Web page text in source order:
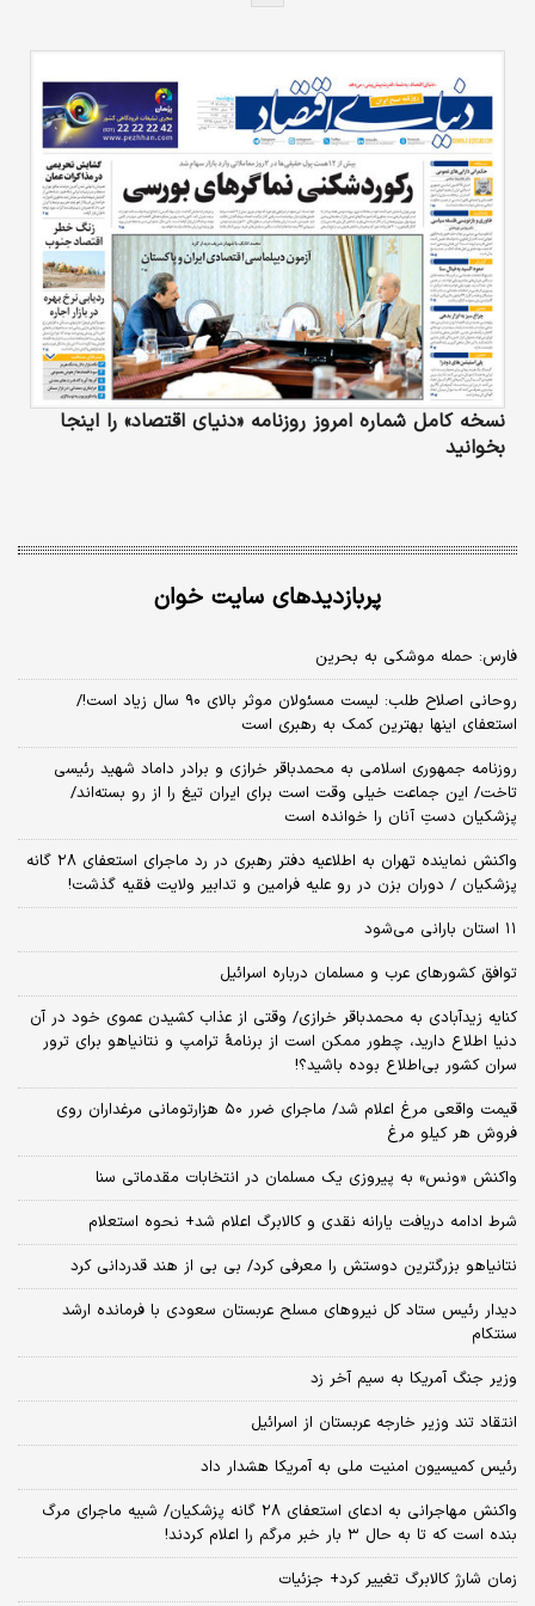
نسخه کامل شماره امروز روزنامه «دنیای‌ اقتصاد» را اینجا
بخوانید
پربازدیدهای سایت خوان
فارس: حمله موشکی به بحرین
روحانی اصلاح طلب: ‌لیست مسئولان موثر بالای ۹۰ سال زیاد است!/
استعفای اینها بهترین کمک به رهبری است
روزنامه جمهوری اسلامی به محمدباقر خرازی و برادر داماد شهید رئیسی
تاخت/ این جماعت خیلی وقت است برای ایران تیغ را از رو بسته‌اند/
پزشکیان دستِ آنان را خوانده است
واکنش نماینده تهران به اطلاعیه دفتر رهبری در رد ماجرای استعفای ۲۸ گانه
پزشکیان / دوران بزن در رو علیه فرامین و تدابیر ولایت فقیه گذشت!
۱۱ استان بارانی می‌شود
توافق کشورهای عرب و مسلمان درباره اسرائیل
کنایه زیدآبادی به محمدباقر خرازی/ وقتی از عذاب کشیدن عموی خود در آن
دنیا اطلاع دارید، چطور ممکن است از برنامهٔ ترامپ و نتانیاهو برای ترور
سران کشور بی‌اطلاع بوده باشید؟!
قیمت واقعی مرغ اعلام شد/ ماجرای ضرر ۵۰ هزارتومانی مرغداران روی
فروش هر کیلو مرغ
واکنش «ونس» به پیروزی یک مسلمان در انتخابات مقدماتی سنا
شرط ادامه دریافت یارانه نقدی و کالابرگ اعلام شد+ نحوه استعلام
نتانیاهو بزرگترین دوستش را معرفی کرد/ بی بی از هند قدردانی کرد
دیدار رئیس ستاد کل نیروهای مسلح عربستان سعودی با فرمانده ارشد
سنتکام
وزیر جنگ آمریکا به سیم آخر زد
انتقاد تند وزیر خارجه عربستان از اسرائیل
رئیس کمیسیون امنیت ملی به آمریکا هشدار داد
واکنش مهاجرانی به ادعای استعفای ۲۸ گانه پزشکیان/ شبیه ماجرای مرگ
بنده است که تا به حال ۳ بار خبر مرگم را اعلام کردند!
زمان شارژ کالابرگ تغییر کرد+ جزئیات